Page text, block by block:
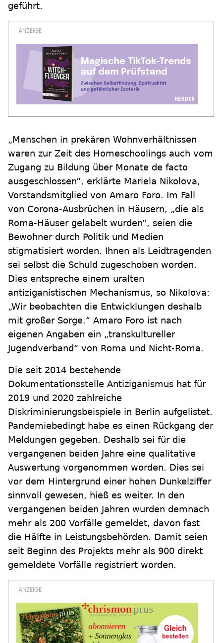
geführt.
„Menschen in prekären Wohnverhältnissen
waren zur Zeit des Homeschoolings auch vom
Zugang zu Bildung über Monate de facto
ausgeschlossen“, erklärte Mariela Nikolova,
Vorstandsmitglied von Amaro Foro. Im Fall
von Corona-Ausbrüchen in Häusern, „die als
Roma-Häuser gelabelt wurden“, seien die
Bewohner durch Politik und Medien
stigmatisiert worden. Ihnen als Leidtragenden
sei selbst die Schuld zugeschoben worden.
Dies entspreche einem uralten
antiziganistischen Mechanismus, so Nikolova:
„Wir beobachten die Entwicklungen deshalb
mit großer Sorge.“ Amaro Foro ist nach
eigenen Angaben ein „transkultureller
Jugendverband“ von Roma und Nicht-Roma.
Die seit 2014 bestehende
Dokumentationsstelle Antiziganismus hat für
2019 und 2020 zahlreiche
Diskriminierungsbeispiele in Berlin aufgelistet.
Pandemiebedingt habe es einen Rückgang der
Meldungen gegeben. Deshalb sei für die
vergangenen beiden Jahre eine qualitative
Auswertung vorgenommen worden. Dies sei
vor dem Hintergrund einer hohen Dunkelziffer
sinnvoll gewesen, hieß es weiter. In den
vergangenen beiden Jahren wurden demnach
mehr als 200 Vorfälle gemeldet, davon fast
die Hälfte in Leistungsbehörden. Damit seien
seit Beginn des Projekts mehr als 900 direkt
gemeldete Vorfälle registriert worden.